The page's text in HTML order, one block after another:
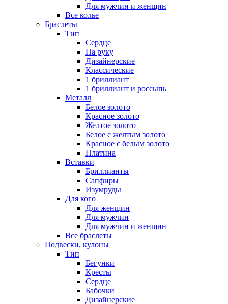
Для мужчин и женщин
Все колье
Браслеты
Тип
Сердце
На руку
Дизайнерские
Классические
1 бриллиант
1 бриллиант и россыпь
Металл
Белое золото
Красное золото
Желтое золото
Белое с желтым золото
Красное с белым золото
Платина
Вставки
Бриллианты
Сапфиры
Изумруды
Для кого
Для женщин
Для мужчин
Для мужчин и женщин
Все браслеты
Подвески, кулоны
Тип
Бегунки
Кресты
Сердце
Бабочки
Дизайнерские